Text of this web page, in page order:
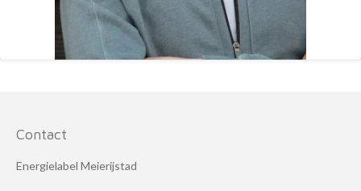
Contact
Energielabel Meierijstad